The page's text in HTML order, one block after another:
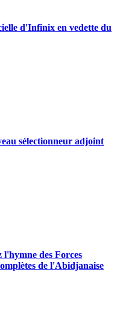
d'Infinix en vedette du
sélectionneur adjoint
l'hymne des Forces
de l'Abidjanaise